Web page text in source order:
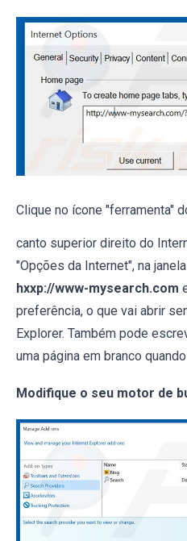
Clique no ícone "ferramenta"
canto superior direito do
"Opções da Internet", na
hxxp://www-mysearch.com
preferência, o que vai abrir
Explorer. Também pode
uma página em branco
Modifique o seu motor de